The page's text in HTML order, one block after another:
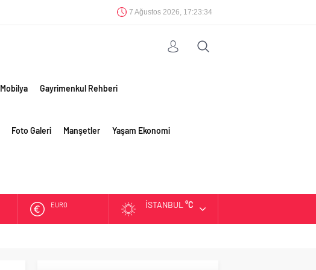
7 Ağustos 2026, 17:23:34
Mobilya Gayrimenkul Rehberi
Foto Galeri Manşetler Yaşam Ekonomi
EURO İSTANBUL °C